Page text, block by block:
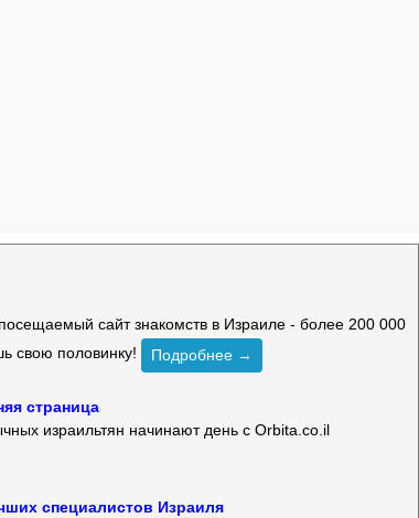
сайт знакомств в Израиле - более 200 000
свою половинку!
Подробнее →
страница
израильтян начинают день с Orbita.co.il
специалистов Израиля